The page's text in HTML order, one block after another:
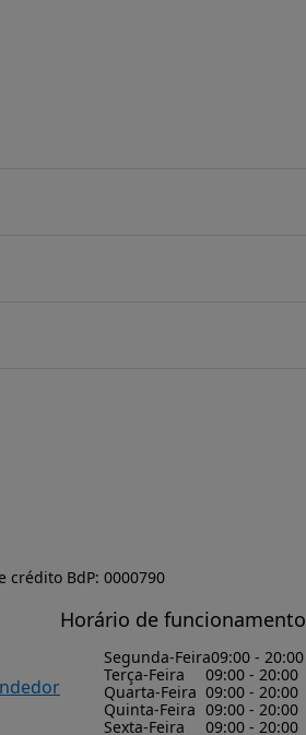
crédito BdP: 0000790
Horário de funcionamento
Segunda-Feira09:00 - 20:00
Terça-Feira
09:00 - 20:00
Quarta-Feira 09:00 - 20:00
Quinta-Feira 09:00 - 20:00
Sexta-Feira
09:00 - 20:00